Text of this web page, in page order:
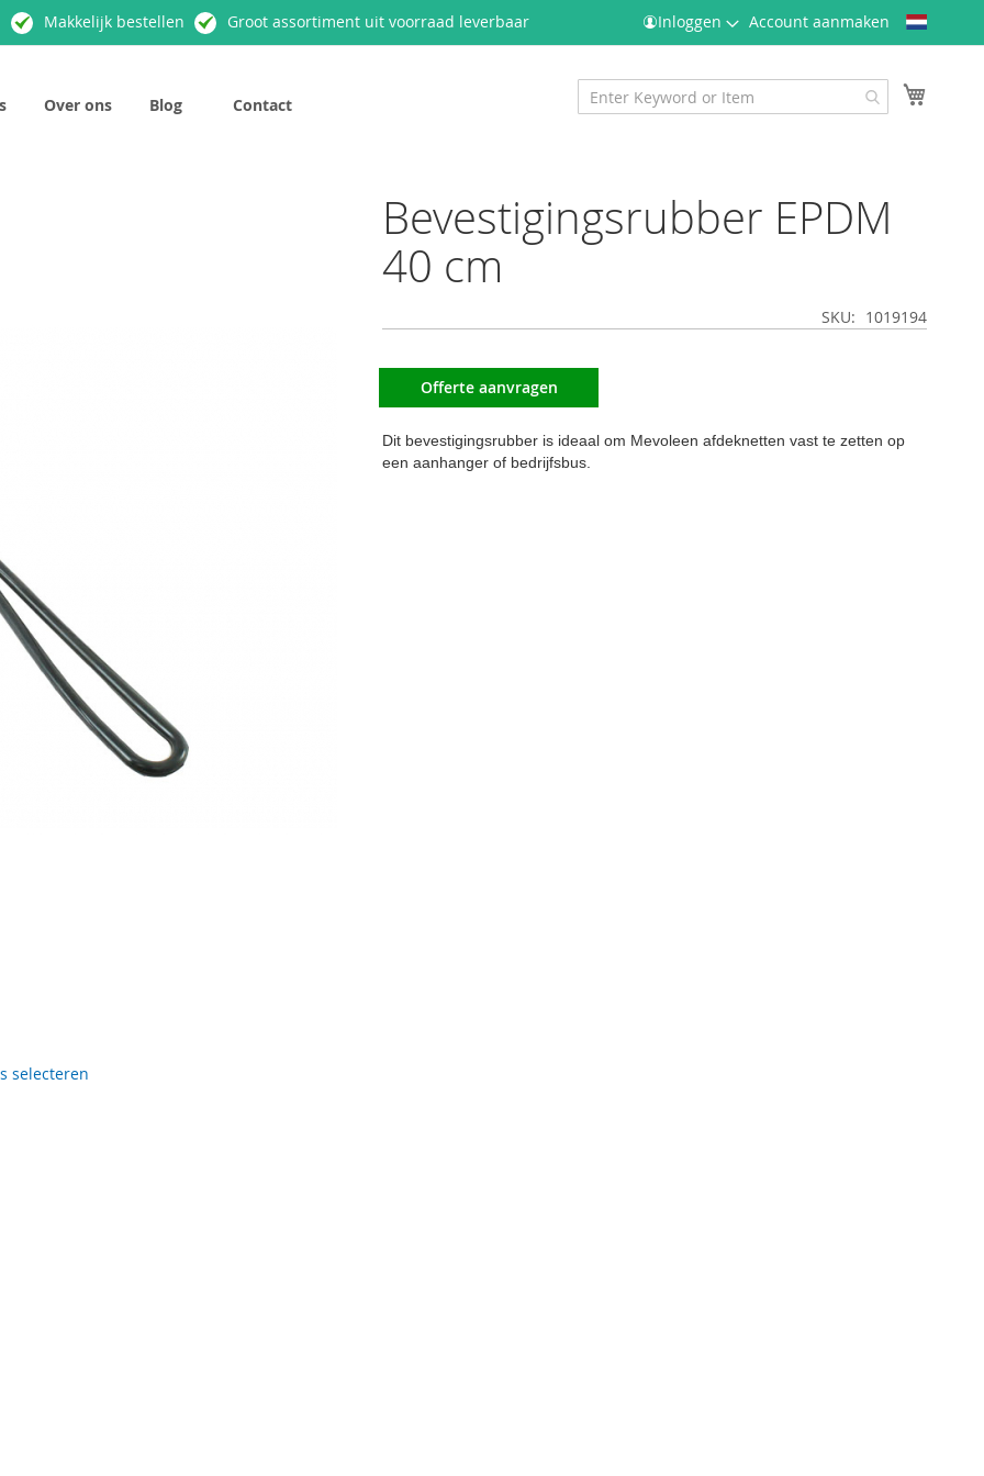
Taal
Makkelijk bestellen Groot assortiment uit voorraad leverbaar Inloggen Account aanmaken
Over ons Blog Contact
Bevestigingsrubber EPDM
40 cm
SKU 1019194
Offerte aanvragen
Dit bevestigingsrubber is ideaal om Mevoleen afdeknetten vast te zetten op
een aanhanger of bedrijfsbus.
selecteren